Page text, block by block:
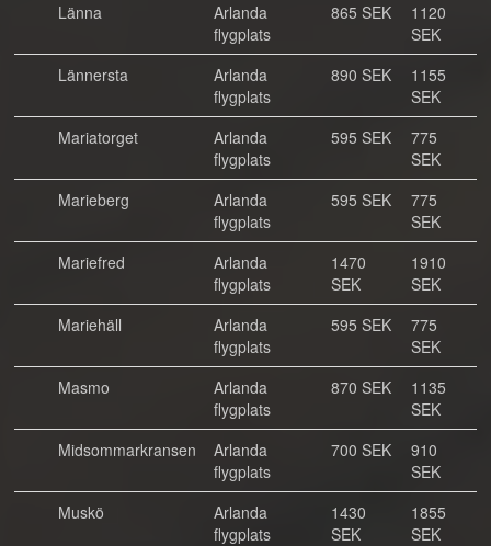
Länna
Arlanda
flygplats
865 SEK
1120
SEK
Lännersta
Arlanda
flygplats
890 SEK
1155
SEK
Mariatorget
Arlanda
flygplats
595 SEK
775
SEK
Marieberg
Arlanda
flygplats
595 SEK
775
SEK
Mariefred
Arlanda
flygplats
1470
SEK
1910
SEK
Mariehäll
Arlanda
flygplats
595 SEK
775
SEK
Masmo
Arlanda
flygplats
870 SEK
1135
SEK
Midsommarkransen
Arlanda
flygplats
700 SEK
910
SEK
Muskö
Arlanda
flygplats
1430
SEK
1855
SEK